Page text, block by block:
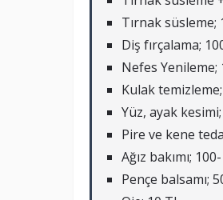
Tırnak süsleme;
Diş fırçalama;
Nefes Yenileme;
Kulak
Yüz, ayak
Pire ve kene
Ağız bakımı;
Pençe balsamı;